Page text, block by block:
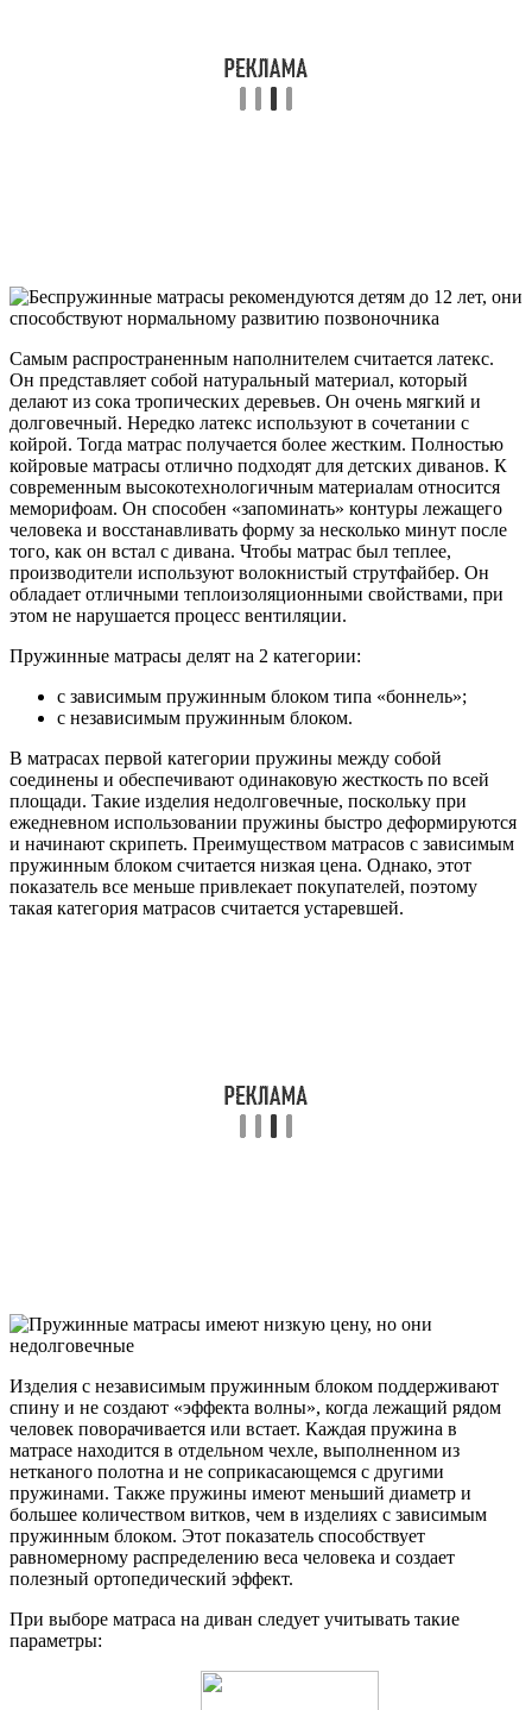
Самым распространенным наполнителем считается латекс.
Он представляет собой натуральный материал, который
делают из сока тропических деревьев. Он очень мягкий и
долговечный. Нередко латекс используют в сочетании с
койрой. Тогда матрас получается более жестким. Полностью
койровые матрасы отлично подходят для детских диванов. К
современным высокотехнологичным материалам относится
меморифоам. Он способен «запоминать» контуры лежащего
человека и восстанавливать форму за несколько минут после
того, как он встал с дивана. Чтобы матрас был теплее,
производители используют волокнистый струтфайбер. Он
обладает отличными теплоизоляционными свойствами, при
этом не нарушается процесс вентиляции.
Пружинные матрасы делят на 2 категории:
с зависимым пружинным блоком типа «боннель»;
с независимым пружинным блоком.
В матрасах первой категории пружины между собой
соединены и обеспечивают одинаковую жесткость по всей
площади. Такие изделия недолговечные, поскольку при
ежедневном использовании пружины быстро деформируются
и начинают скрипеть. Преимуществом матрасов с зависимым
пружинным блоком считается низкая цена. Однако, этот
показатель все меньше привлекает покупателей, поэтому
такая категория матрасов считается устаревшей.
Изделия с независимым пружинным блоком поддерживают
спину и не создают «эффекта волны», когда лежащий рядом
человек поворачивается или встает. Каждая пружина в
матрасе находится в отдельном чехле, выполненном из
нетканого полотна и не соприкасающемся с другими
пружинами. Также пружины имеют меньший диаметр и
большее количеством витков, чем в изделиях с зависимым
пружинным блоком. Этот показатель способствует
равномерному распределению веса человека и создает
полезный ортопедический эффект.
При выборе матраса на диван следует учитывать такие
параметры: